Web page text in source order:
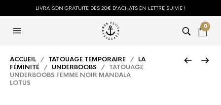
LIVRAISON GRATUITE DÈS 20€ D'ACHATS EN LETTRE SUIVIE !
0
ACCUEIL / TATOUAGE TEMPORAIRE / LA
FÉMINITÉ / UNDERBOOBS / TATOUAGE
UNDERBOOBS FEMME NOIR MANDALA
LOTUS